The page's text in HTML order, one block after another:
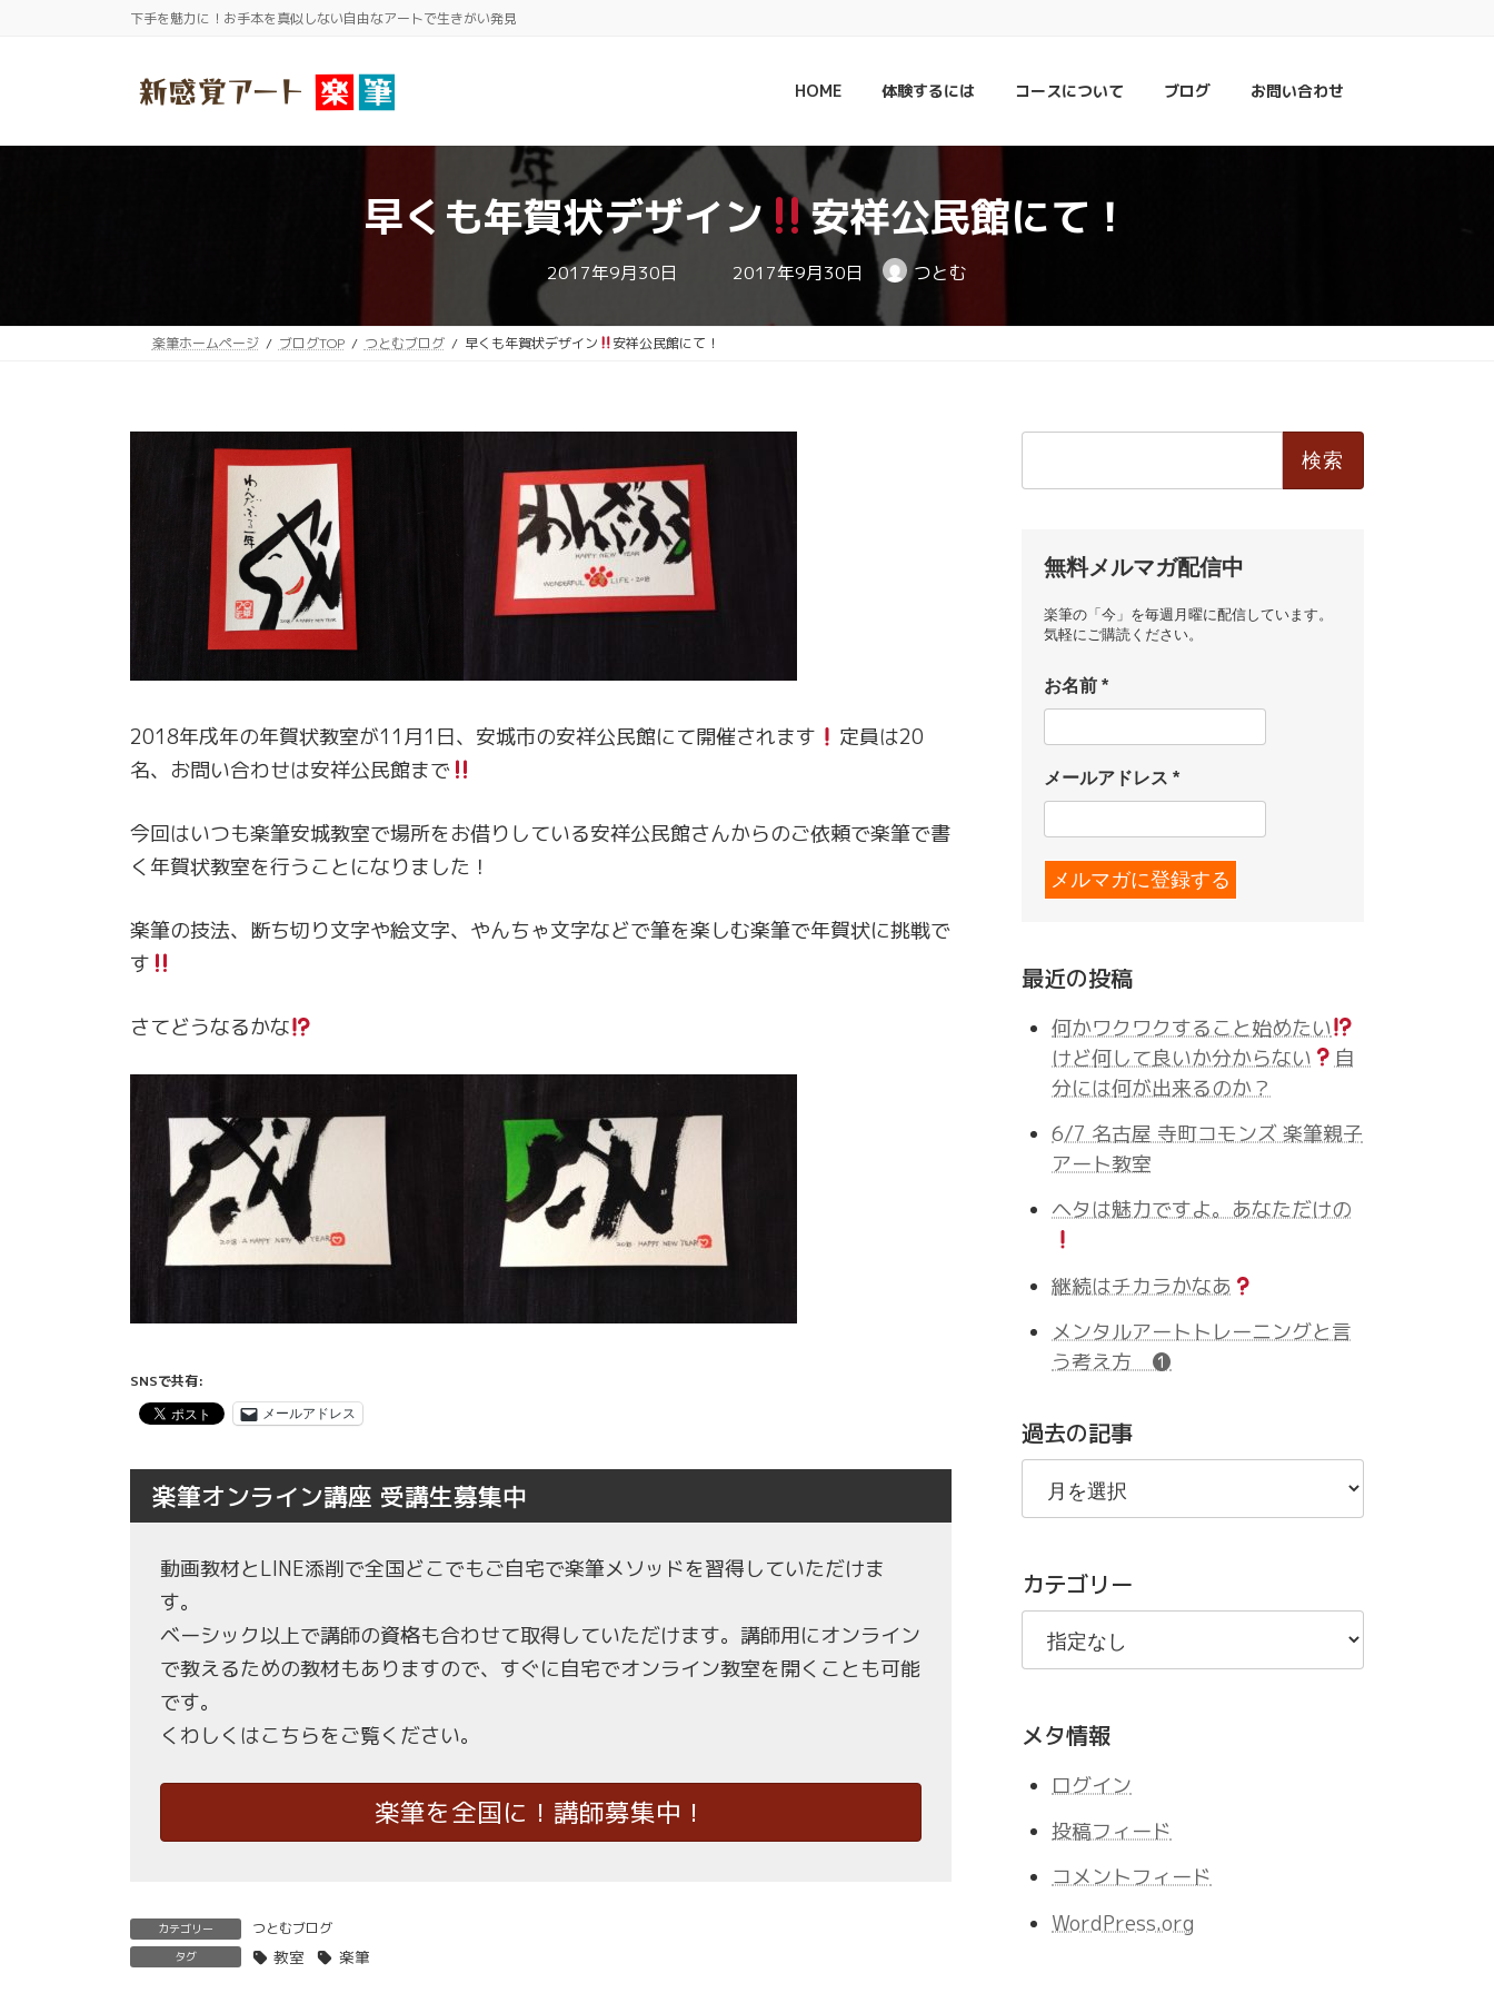
下手を魅力に！お手本を真似しない自由なアートで生きがい発見
HOME 体験するには コースについて ブログ お問い合わせ
早くも年賀状デザイン 安祥公民館にて！
2017年9月30日 最
終
日
2017年9月30日 つとむ
楽筆ホームページ ブログTOP つとむブログ 早くも年賀状デザイン 安祥公民館にて！
2018年戌年の年賀状教室が11月1日、安城市の安祥公民館にて開催されます
定員は20
名、お問い合わせは安祥公民館まで
今回はいつも楽筆安城教室で場所をお借りしている安祥公民館さんからのご依頼で楽筆で書
く年賀状教室を行うことになりました！
楽筆の技法、断ち切り文字や絵文字、やんちゃ文字などで筆を楽しむ楽筆で年賀状に挑戦で
す
さてどうなるかな
SNSで共有:
メールアドレス
楽筆オンライン講座 受講生募集中
動画教材とLINE添削で全国どこでもご自宅で楽筆メソッドを習得していただけま
す。
ベーシック以上で講師の資格も合わせて取得していただけます。講師用にオンライン
で教えるための教材もありますので、すぐに自宅でオンライン教室を開くことも可能
です。
くわしくはこちらをご覧ください。
楽筆を全国に！講師募集中！
カテゴリー つとむブログ
タグ 教室 楽筆
無料メルマガ配信中
楽筆の「今」を毎週月曜に配信しています。
気軽にご購読ください。
お名前*
メールアドレス*
最近の投稿
何かワクワクすること始めたい
けど何して良いか分からない
自
分には何が出来るのか？
6/7 名古屋 寺町コモンズ 楽筆親子
アート教室
ヘタは魅力ですよ。あなただけの
継続はチカラかなあ
メンタルアートトレーニングと言
う考え方 ❶
過去の記事
過
の
事
カテゴリー
メタ情報
ログイン
投稿フィード
コメントフィード
WordPress.org